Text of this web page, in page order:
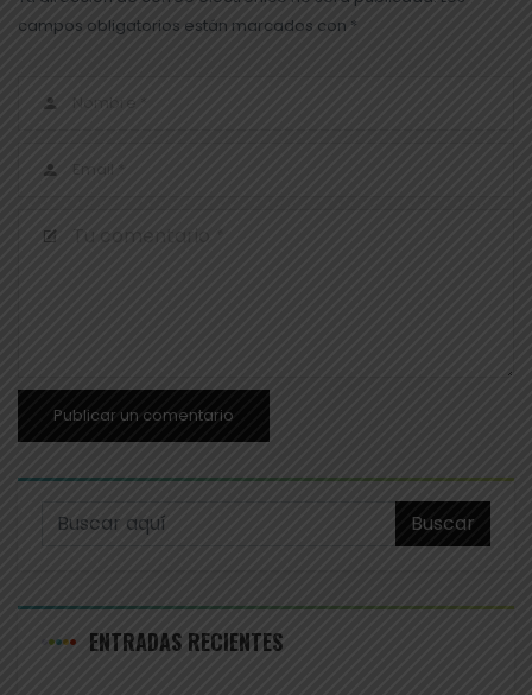
campos obligatorios están marcados con *
Buscar
ENTRADAS RECIENTES